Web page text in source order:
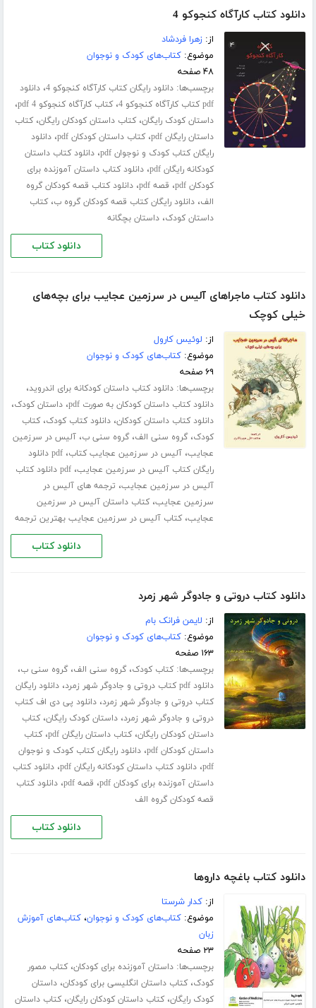
دانلود کتاب کارآگاه کنجوکو 4
از:زهرا فردشاد
موضوع:کتاب‌های کودک و نوجوان
۴۸ صفحه
برچسب‌ها:دانلود رایگان کتاب کارآگاه کنجوکو 4 ،دانلود
pdf کتاب کارآگاه کنجوکو 4
،کتاب کارآگاه کنجوکو 4 pdf ،
داستان کودک رایگان،کتاب داستان کودکان رایگان،کتاب
داستان رایگان pdf
،کتاب داستان کودکان pdf ،دانلود
رایگان کتاب کودک و نوجوان pdf
،دانلود کتاب داستان
کودکانه رایگان pdf
،دانلود کتاب داستان آموزنده برای
کودکان pdf
، قصه pdf ،دانلود کتاب قصه کودکان گروه
الف،دانلود رایگان کتاب قصه کودکان گروه ب،کتاب
داستان کودک،داستان بچگانه
دانلود کتاب
دانلود کتاب ماجراهای آلیس در سرزمین عجایب برای بچه‌های
خیلی کوچک
از: لوئیس کارول
موضوع:کتاب‌های کودک و نوجوان
۶۹ صفحه
برچسب‌ها:دانلود کتاب داستان کودکانه برای اندروید،
دانلود کتاب داستان کودکان به صورت pdf ،داستان کودک،
دانلود کتاب داستان کودکان،دانلود کتاب کودک،کتاب
کودک،گروه سنی الف،گروه سنی ب،آلیس در سرزمین
عجایب،آلیس در سرزمین عجایب کتاب،
pdf دانلود
رایگان کتاب آلیس در سرزمین عجایب،
pdf دانلود کتاب
آلیس در سرزمین عجایب، ترجمه های آلیس در
سرزمین عجایب،کتاب داستان آلیس در سرزمین
عجایب،کتاب آلیس در سرزمین عجایب بهترین ترجمه
دانلود کتاب
دانلود کتاب دروتی و جادوگر شهر زمرد
از: لایمن فرانک بام
موضوع:کتاب‌های کودک و نوجوان
۱۶۳ صفحه
برچسب‌ها:کتاب کودک،گروه سنی الف،گروه سنی ب،
دانلود pdf کتاب دروتی و جادوگر شهر زمرد ،دانلود رایگان
کتاب دروتی و جادوگر شهر زمرد،دانلود پی دی اف کتاب
دروتی و جادوگر شهر زمرد،داستان کودک رایگان،کتاب
داستان کودکان رایگان،کتاب داستان رایگان pdf ،کتاب
داستان کودکان pdf
،دانلود رایگان کتاب کودک و نوجوان
pdf،دانلود کتاب داستان کودکانه رایگان pdf ،دانلود کتاب
داستان آموزنده برای کودکان pdf
، قصه pdf ،دانلود کتاب
قصه کودکان گروه الف
دانلود کتاب
دانلود کتاب باغچه داروها
از:کدار شرستا
موضوع:کتاب‌های کودک و نوجوان،کتاب‌های آموزش
زبان
۲۳ صفحه
برچسب‌ها:داستان آموزنده برای کودکان،کتاب مصور
کودک،کتاب داستان انگلیسی برای کودکان،داستان
کودک رایگان،کتاب داستان کودکان رایگان،کتاب داستان